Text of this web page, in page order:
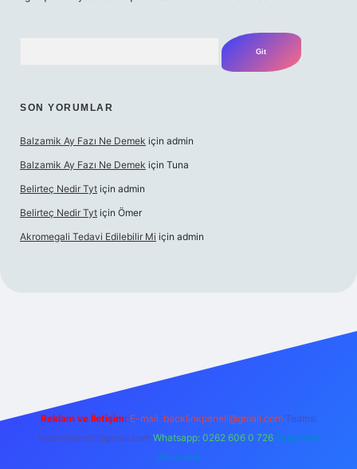
SON YORUMLAR
Balzamik Ay Fazı Ne Demek için admin
Balzamik Ay Fazı Ne Demek için Tuna
Belirteç Nedir Tyt için admin
Belirteç Nedir Tyt için Ömer
Akromegali Tedavi Edilebilir Mi için admin
Reklam ve İletişim: E-mail: backlinkpaneli@gmail.com Teams:
forumhizmeti@gmail.com Whatsapp: 0262 606 0 726 Telegram:
@karabul